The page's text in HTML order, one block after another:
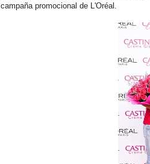
campaña promocional de L'Oréal.